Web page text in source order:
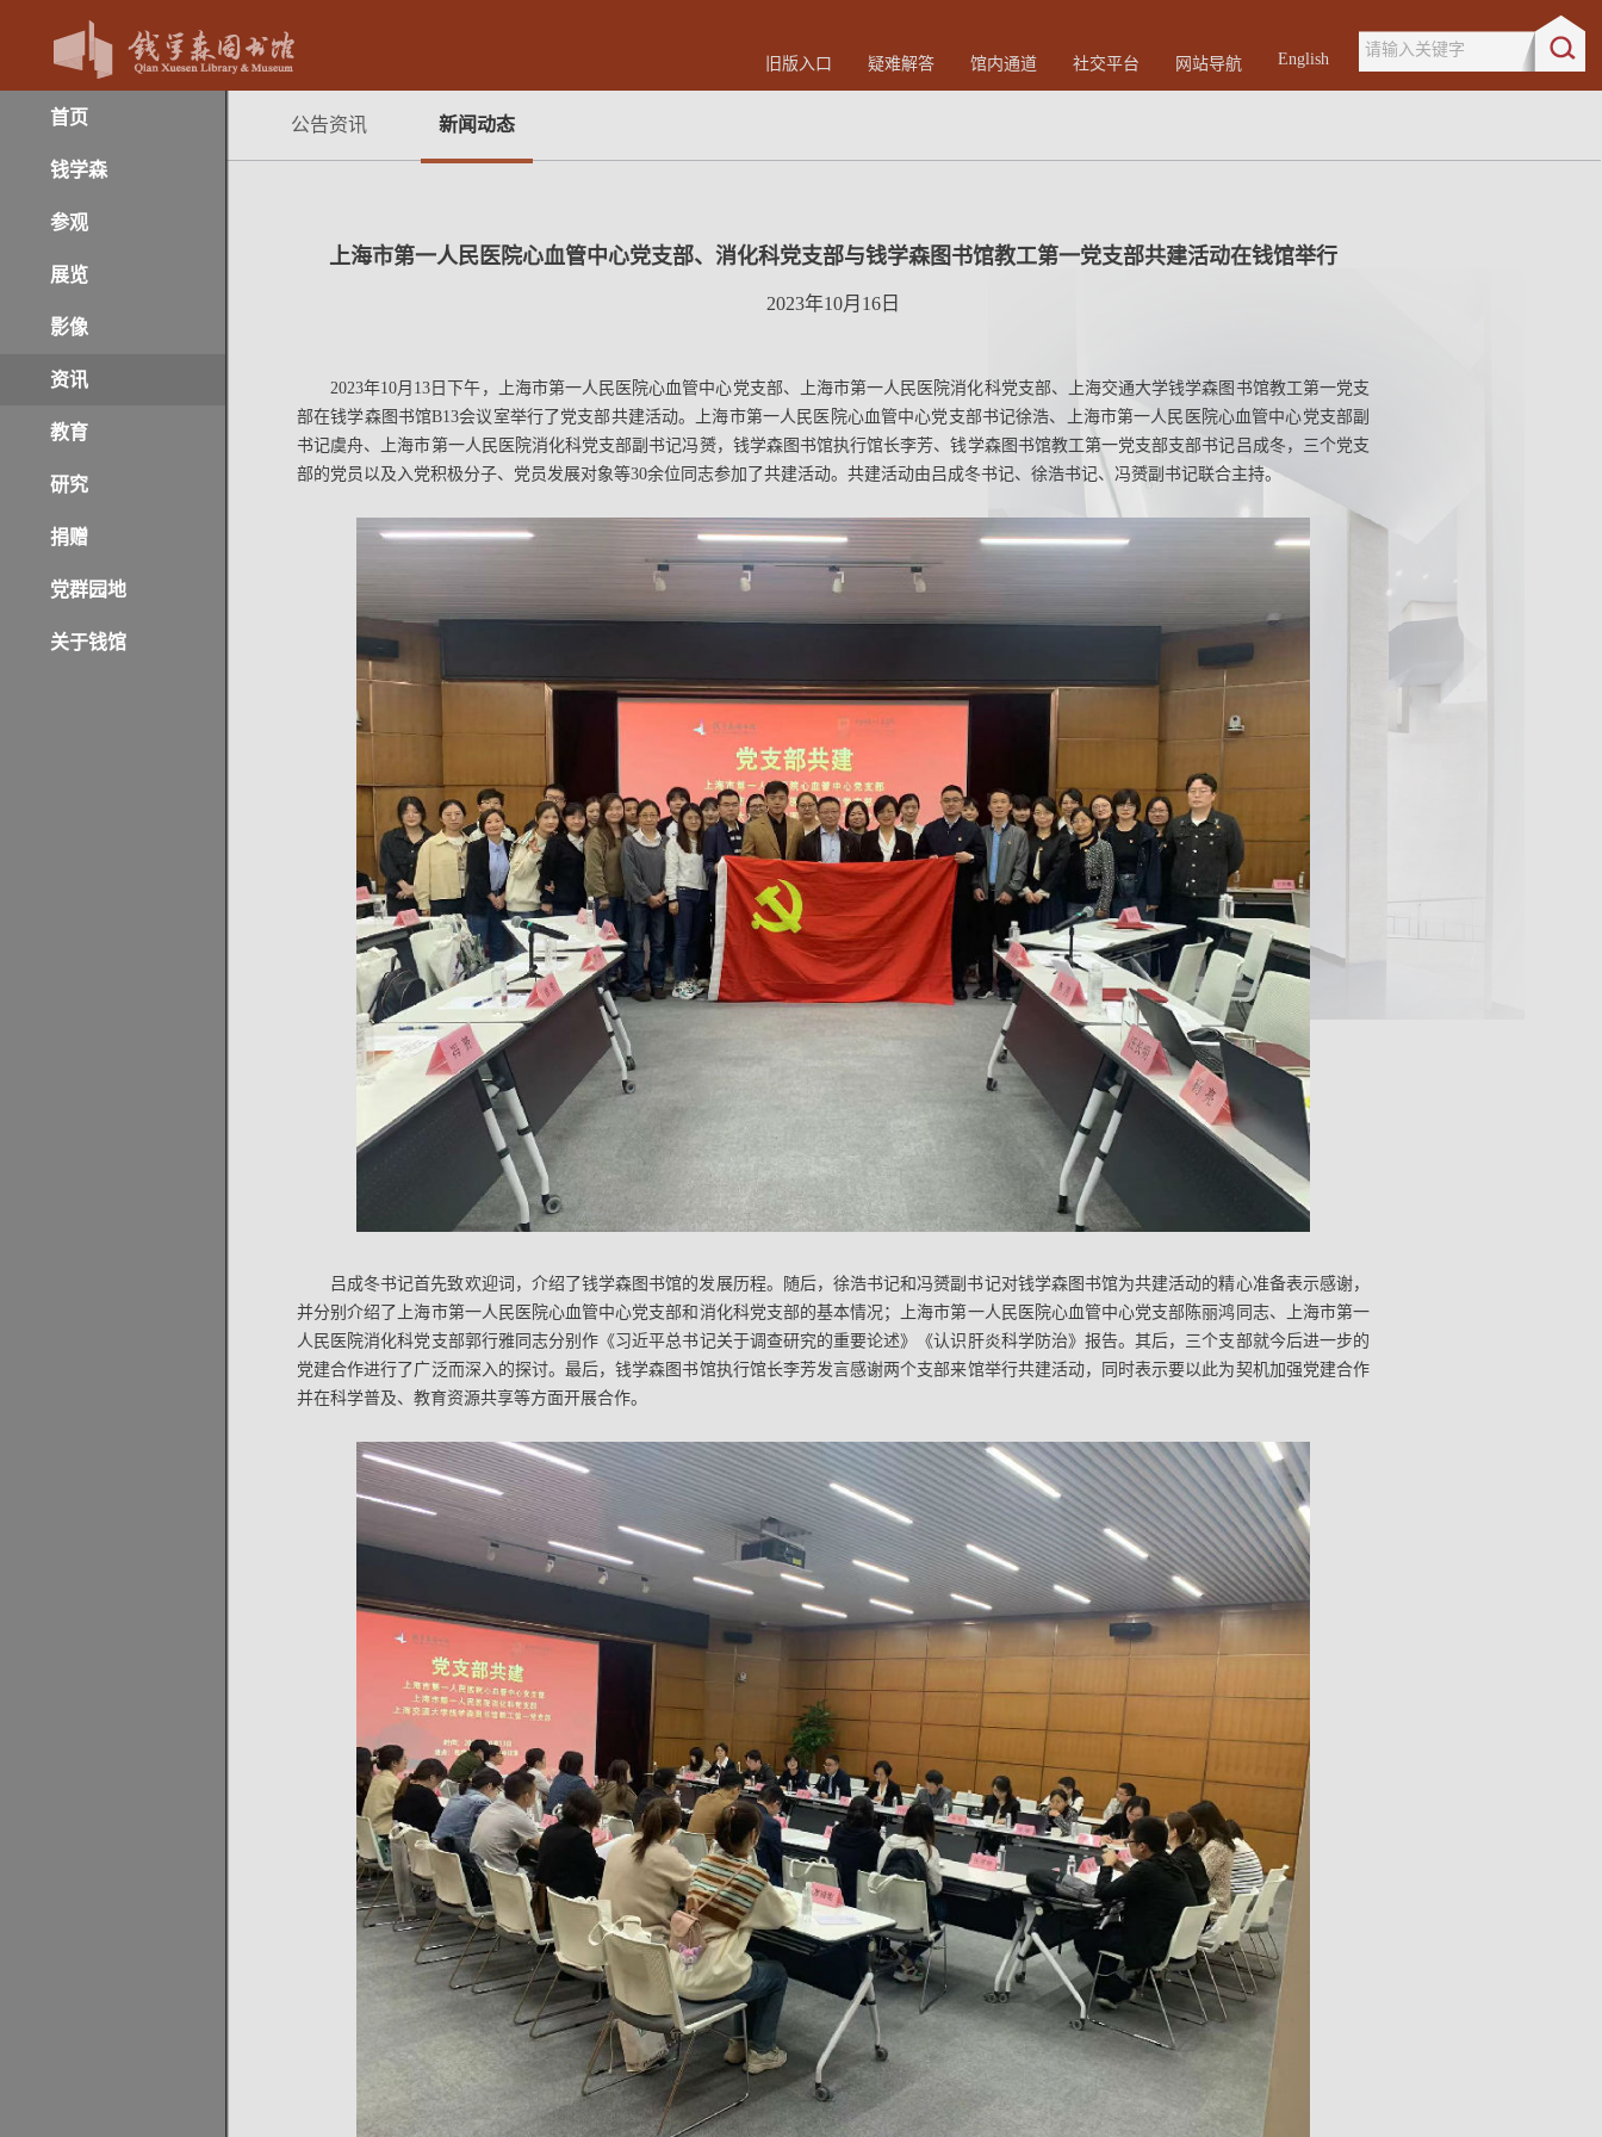
旧版入口 疑难解答 馆内通道 社交平台 网站导航 English
请输入关键字
首页
钱学森
参观
展览
影像
资讯
教育
研究
捐赠
党群园地
关于钱馆
公告资讯 新闻动态
上海市第一人民医院心血管中心党支部、消化科党支部与钱学森图书馆教工第一党支部共建活动在钱馆举行
2023年10月16日
2023年10月13日下午，上海市第一人民医院心血管中心党支部、上海市第一人民医院消化科党支部、上海交通大学钱学森图书馆教工第一党支
部在钱学森图书馆B13会议室举行了党支部共建活动。上海市第一人民医院心血管中心党支部书记徐浩、上海市第一人民医院心血管中心党支部副
书记虞舟、上海市第一人民医院消化科党支部副书记冯赟，钱学森图书馆执行馆长李芳、钱学森图书馆教工第一党支部支部书记吕成冬，三个党支
部的党员以及入党积极分子、党员发展对象等30余位同志参加了共建活动。共建活动由吕成冬书记、徐浩书记、冯赟副书记联合主持。
吕成冬书记首先致欢迎词，介绍了钱学森图书馆的发展历程。随后，徐浩书记和冯赟副书记对钱学森图书馆为共建活动的精心准备表示感谢，
并分别介绍了上海市第一人民医院心血管中心党支部和消化科党支部的基本情况；上海市第一人民医院心血管中心党支部陈丽鸿同志、上海市第一
人民医院消化科党支部郭行雅同志分别作《习近平总书记关于调查研究的重要论述》《认识肝炎科学防治》报告。其后，三个支部就今后进一步的
党建合作进行了广泛而深入的探讨。最后，钱学森图书馆执行馆长李芳发言感谢两个支部来馆举行共建活动，同时表示要以此为契机加强党建合作
并在科学普及、教育资源共享等方面开展合作。